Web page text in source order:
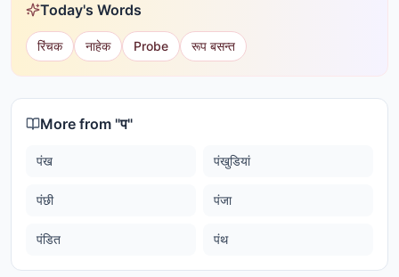
Today's Words
रिंचक नाहेक Probe रूप बसन्त
More from "प"
पंख पंखुडियां
पंछी पंजा
पंडित पंथ